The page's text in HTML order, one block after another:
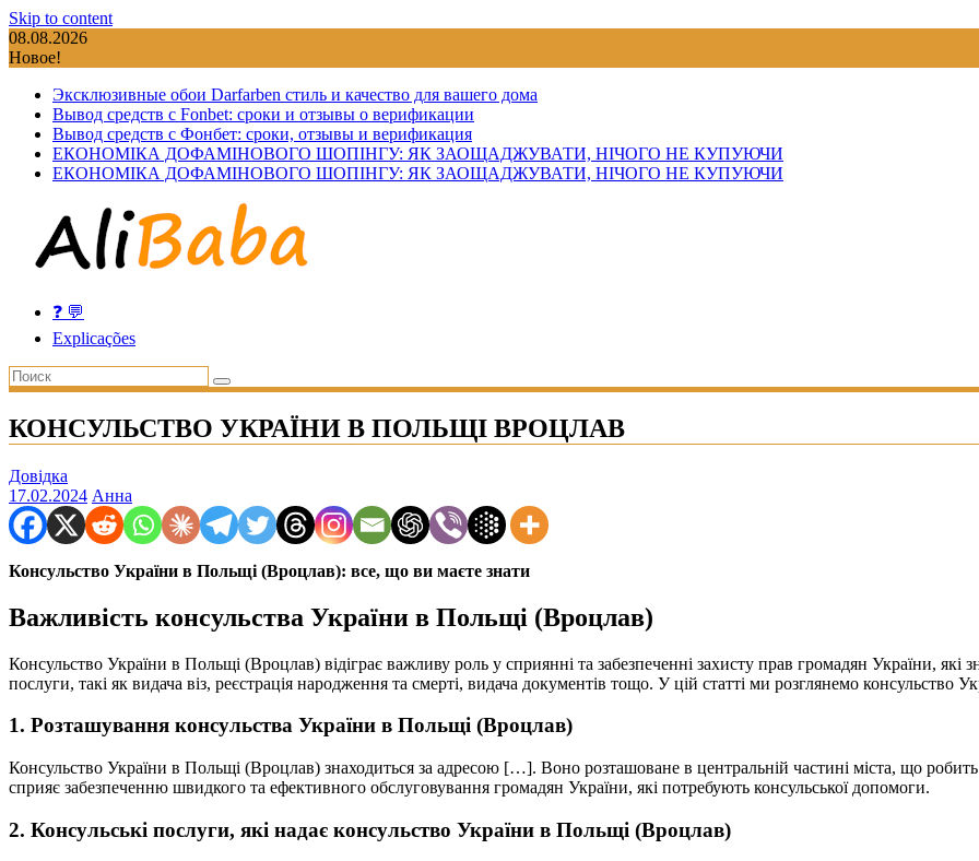
Skip to content
08.08.2026
Новое!
Эксклюзивные обои Darfarben стиль и качество для вашего дома
Вывод средств с Fonbet: сроки и отзывы о верификации
Вывод средств с Фонбет: сроки, отзывы и верификация
ЕКОНОМІКА ДОФАМІНОВОГО ШОПІНГУ: ЯК ЗАОЩАДЖУВАТИ, НІЧОГО НЕ КУПУЮЧИ
ЕКОНОМІКА ДОФАМІНОВОГО ШОПІНГУ: ЯК ЗАОЩАДЖУВАТИ, НІЧОГО НЕ КУПУЮЧИ
❓ 💬
Explicações
КОНСУЛЬСТВО УКРАЇНИ В ПОЛЬЩІ ВРОЦЛАВ
Довідка
17.02.2024 Анна
Консульство України в Польщі (Вроцлав): все, що ви маєте знати
Важливість консульства України в Польщі (Вроцлав)
Консульство України в Польщі (Вроцлав) відіграє важливу роль у сприянні та забезпеченні захисту прав громадян України, які
послуги, такі як видача віз, реєстрація народження та смерті, видача документів тощо. У цій статті ми розглянемо консульство
1. Розташування консульства України в Польщі (Вроцлав)
Консульство України в Польщі (Вроцлав) знаходиться за адресою […]. Воно розташоване в центральній частині міста, що
сприяє забезпеченню швидкого та ефективного обслуговування громадян України, які потребують консульської допомоги.
2. Консульські послуги, які надає консульство України в Польщі (Вроцлав)